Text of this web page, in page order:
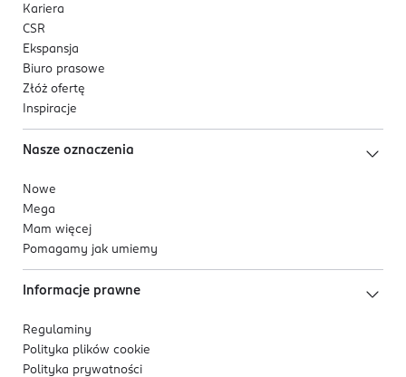
Kariera
CSR
Ekspansja
Biuro prasowe
Złóż ofertę
Inspiracje
Nasze oznaczenia
Nowe
Mega
Mam więcej
Pomagamy jak umiemy
Informacje prawne
Regulaminy
Polityka plików cookie
Polityka prywatności